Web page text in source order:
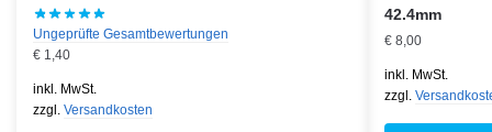
Ungeprüfte Gesamtbewertungen
€ 1,40
inkl. MwSt.
zzgl. Versandkosten
42.4mm
€ 8,00
inkl. MwSt.
zzgl.